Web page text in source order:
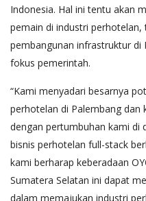
Indonesia. Hal ini tentu akan
pemain di industri
pembangunan infrastruktur di
fokus pemerintah.
“Kami menyadari besarnya
perhotelan di Palembang dan
dengan pertumbuhan kami di
bisnis perhotelan full-stack
kami berharap keberadaan
Sumatera Selatan ini dapat
dalam memajukan industri